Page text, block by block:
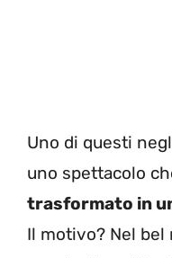
Uno di questi
uno spettacolo
trasformato in
Il motivo? Nel bel